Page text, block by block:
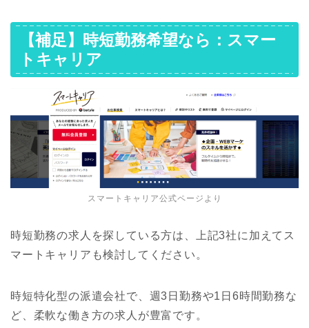
【補足】時短勤務希望なら：スマー
トキャリア
スマートキャリア公式ページより
時短勤務の求人を探している方は、上記3社に加えてス
マートキャリアも検討してください。
時短特化型の派遣会社で、週3日勤務や1日6時間勤務な
ど、柔軟な働き方の求人が豊富です。